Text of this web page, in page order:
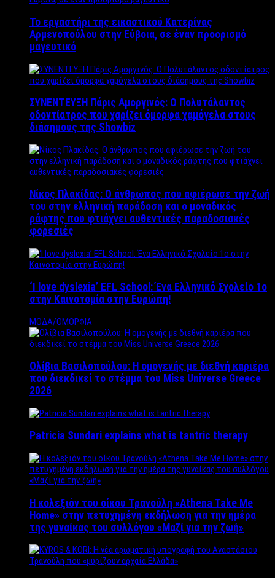
Το εργαστήρι της εικαστικού Κατερίνας
Αρμενοπούλου στην Εύβοια, σε έναν προορισμό
μαγευτικό
ΣΥΝΕΝΤΕΥΞΗ Πάρις Αμοργινός: O Πολυτάλαντος
οδοντίατρος που χαρίζει όμορφα χαμόγελα στους
διάσημους της Showbiz
Νίκος Πλακίδας: O άνθρωπος που αφιέρωσε την ζωή
του στην ελληνική παράδοση και ο μοναδικός
ράφτης που φτιάχνει αυθεντικές παραδοσιακές
φορεσιές
‘Ι love dyslexia’ EFL School: Ένα Ελληνικό Σχολείo 1ο
στην Καινοτομία στην Ευρώπη!
ΜΟΔΑ/ΟΜΟΡΦΙΑ
Ολίβια Βασιλοπούλου: Η ομογενής με διεθνή καριέρα
που διεκδικεί το στέμμα του Miss Universe Greece
2026
Patricia Sundari explains what is tantric therapy
Η κολεξιόν του οίκου Τρανούλη «Athena Take Me
Home» στην πετυχημένη εκδήλωση για την ημέρα
της γυναίκας του συλλόγου «Μαζί για την ζωή»